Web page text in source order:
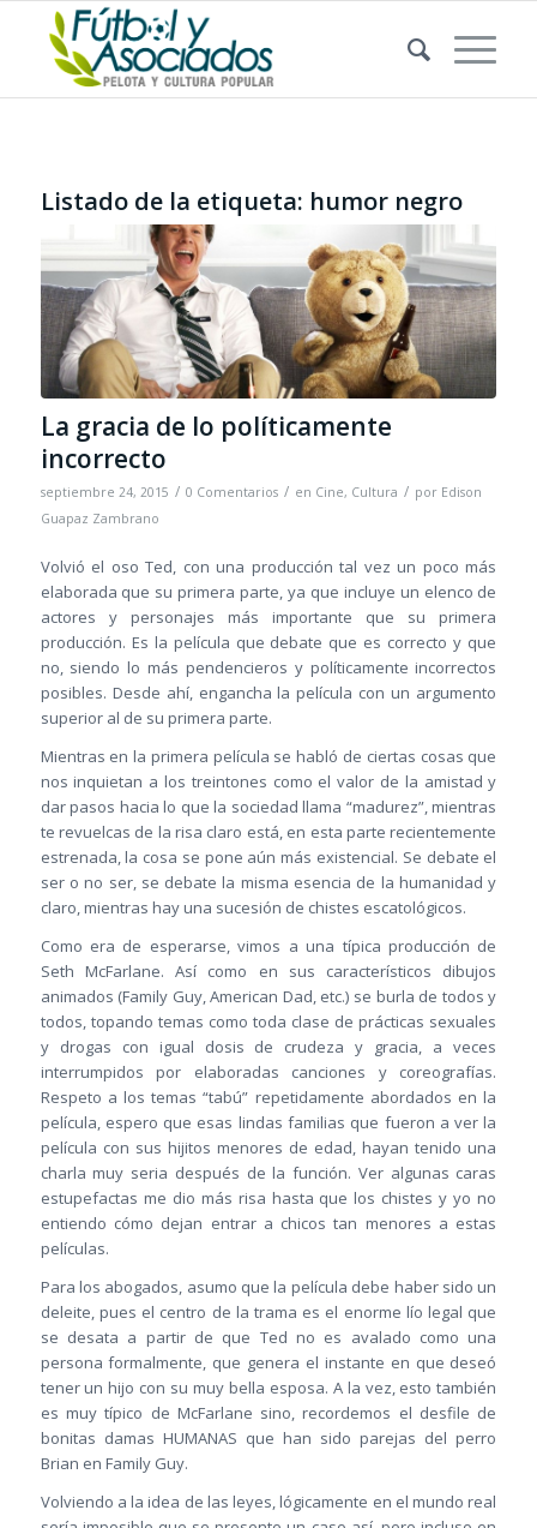
Listado de la etiqueta: humor negro
La gracia de lo políticamente
incorrecto
septiembre 24, 2015 / 0 Comentarios / en Cine, Cultura / por Edison
Guapaz Zambrano
Volvió el oso Ted, con una producción tal vez un poco más
elaborada que su primera parte, ya que incluye un elenco de
actores y personajes más importante que su primera
producción. Es la película que debate que es correcto y que
no, siendo lo más pendencieros y políticamente incorrectos
posibles. Desde ahí, engancha la película con un argumento
superior al de su primera parte.
Mientras en la primera película se habló de ciertas cosas que
nos inquietan a los treintones como el valor de la amistad y
dar pasos hacia lo que la sociedad llama “madurez”, mientras
te revuelcas de la risa claro está, en esta parte recientemente
estrenada, la cosa se pone aún más existencial. Se debate el
ser o no ser, se debate la misma esencia de la humanidad y
claro, mientras hay una sucesión de chistes escatológicos.
Como era de esperarse, vimos a una típica producción de
Seth McFarlane. Así como en sus característicos dibujos
animados (Family Guy, American Dad, etc.) se burla de todos y
todos, topando temas como toda clase de prácticas sexuales
y drogas con igual dosis de crudeza y gracia, a veces
interrumpidos por elaboradas canciones y coreografías.
Respeto a los temas “tabú” repetidamente abordados en la
película, espero que esas lindas familias que fueron a ver la
película con sus hijitos menores de edad, hayan tenido una
charla muy seria después de la función. Ver algunas caras
estupefactas me dio más risa hasta que los chistes y yo no
entiendo cómo dejan entrar a chicos tan menores a estas
películas.
Para los abogados, asumo que la película debe haber sido un
deleite, pues el centro de la trama es el enorme lío legal que
se desata a partir de que Ted no es avalado como una
persona formalmente, que genera el instante en que deseó
tener un hijo con su muy bella esposa. A la vez, esto también
es muy típico de McFarlane sino, recordemos el desfile de
bonitas damas HUMANAS que han sido parejas del perro
Brian en Family Guy.
Volviendo a la idea de las leyes, lógicamente en el mundo real